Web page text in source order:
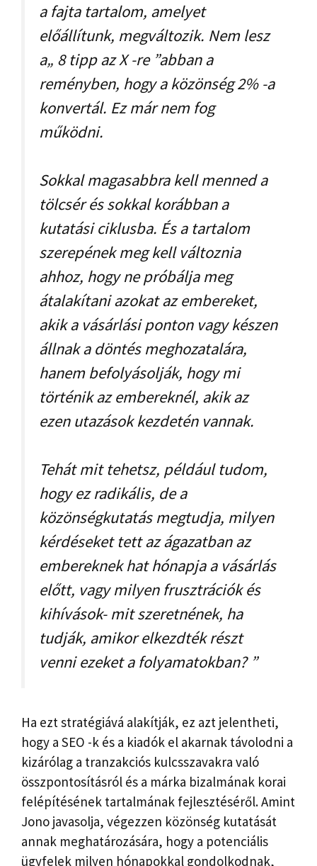
a fajta tartalom, amelyet
előállítunk, megváltozik. Nem lesz
a„ 8 tipp az X -re ”abban a
reményben, hogy a közönség 2% -a
konvertál. Ez már nem fog
működni.
Sokkal magasabbra kell menned a
tölcsér és sokkal korábban a
kutatási ciklusba. És a tartalom
szerepének meg kell változnia
ahhoz, hogy ne próbálja meg
átalakítani azokat az embereket,
akik a vásárlási ponton vagy készen
állnak a döntés meghozatalára,
hanem befolyásolják, hogy mi
történik az embereknél, akik az
ezen utazások kezdetén vannak.
Tehát mit tehetsz, például tudom,
hogy ez radikális, de a
közönségkutatás megtudja, milyen
kérdéseket tett az ágazatban az
embereknek hat hónapja a vásárlás
előtt, vagy milyen frusztrációk és
kihívások- mit szeretnének, ha
tudják, amikor elkezdték részt
venni ezeket a folyamatokban? ”
Ha ezt stratégiává alakítják, ez azt jelentheti,
hogy a SEO -k és a kiadók el akarnak távolodni a
kizárólag a tranzakciós kulcsszavakra való
összpontosításról és a márka bizalmának korai
felépítésének tartalmának fejlesztéséről. Amint
Jono javasolja, végezzen közönség kutatását
annak meghatározására, hogy a potenciális
ügyfelek milyen hónapokkal gondolkodnak,